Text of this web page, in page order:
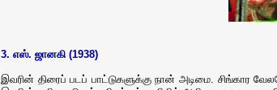
3. எஸ். ஜானகி (1938)
இவரின் திரைப் படப் பாட்டுகளுக்கு நான் அடிமை. சிங்கார